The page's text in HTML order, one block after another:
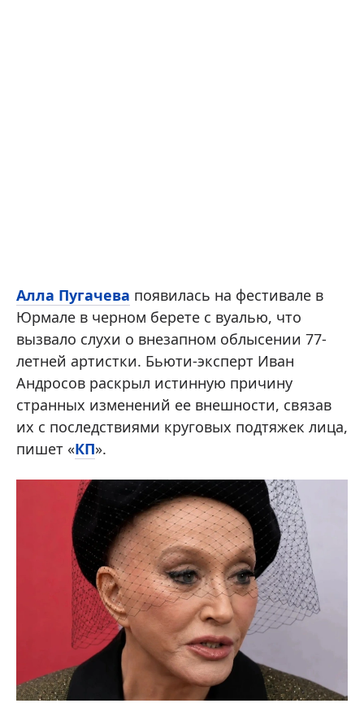
Алла Пугачева появилась на фестивале в
Юрмале в черном берете с вуалью, что
вызвало слухи о внезапном облысении 77-
летней артистки. Бьюти-эксперт Иван
Андросов раскрыл истинную причину
странных изменений ее внешности, связав
их с последствиями круговых подтяжек лица,
пишет «КП».